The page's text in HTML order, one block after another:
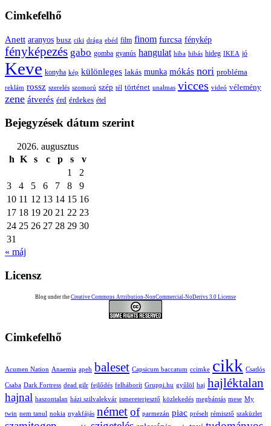
Cimkefelhő
Anett aranyos busz ciki drága ebéd film finom furcsa fénykép
fényképezés gabo gomba gyanús hangulat hiba hibás hideg IKEA jó
Keve konyha kép különleges lakás munka mókás nori probléma
reklám rossz szerelés szomorú szép tél történet unalmas vicces videó vélemény
zene átverés érd érdekes étel
Bejegyzések dátum szerint
2026. augusztus
h K s c p s
v
1
2
3
4 5 6 7 8
9
10 11 12 13 14 15 16
17 18 19 20 21 22 23
24 25 26 27 28 29 30
31
« máj
Licensz
Blog under the Creative Commons Attribution-NonCommercial-NoDerivs 3.0 License
Cimkefelhő
Acumen Nation Anaemia apeh baleset Capsicum baccatum ccimke cikk Csatlós
Csaba Dark Fortress dead gilr fejlődés felháborít Gruppi.hu gyűlöl haj hajléktalan
hajnal haszontalan házi szilvalekvár ismereterjesztő közlekedés megbántás mese My
twin nem tanul nokia nyakfájás németof parmezán piac préselt rémisztő szaküzlet